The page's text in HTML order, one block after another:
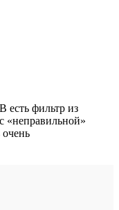
есть фильтр из
«неправильной»